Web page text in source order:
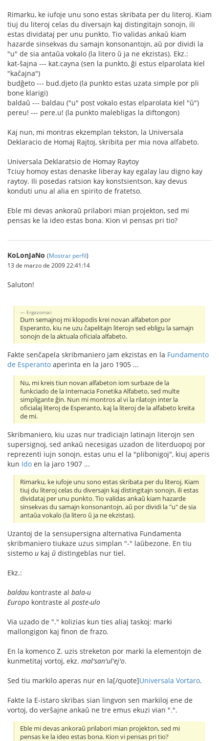
Rimarku, ke iufoje unu sono estas skribata per du literoj. Kiam
tiuj du literoj celas du diversajn kaj distingitajn sonojn, ili
estas dividataj per unu punkto. Tio validas ankaŭ kiam
hazarde sinsekvas du samajn konsonantojn, aŭ por dividi la
"u" de sia antaŭa vokalo (la litero ŭ ja ne ekzistas). Ekz.:
kat-ŝajna --- kat.cayna (sen la punkto, ĝi estus elparolata kiel
"kaĉajna")
budĝeto --- bud.djeto (la punkto estas uzata simple por pli
bone klarigi)
baldaŭ --- baldau ("u" post vokalo estas elparolata kiel "ŭ")
pereu! --- pere.u! (la punkto malebligas la diftongon)
Kaj nun, mi montras ekzemplan tekston, la Universala
Deklaracio de Homaj Rajtoj, skribita per mia nova alfabeto.
Universala Deklaratsio de Homay Raytoy
Tciuy homoy estas denaske liberay kay egalay lau digno kay
raytoy. Ili posedas ratsion kay konstsientson, kay devus
konduti unu al alia en spirito de fratetso.
Eble mi devas ankoraŭ prilabori mian projekton, sed mi
pensas ke la ideo estas bona. Kion vi pensas pri tio?
KoLonJaNo (Mostrar perfil)
13 de marzo de 2009 22:41:14
Saluton!
Ergazomai:
Dum semajnoj mi klopodis krei novan alfabeton por
Esperanto, kiu ne uzu ĉapelitajn literojn sed ebligu la samajn
sonojn de la aktuala oficiala alfabeto.
Fakte senĉapela skribmaniero jam ekzistas en la Fundamento
de Esperanto aperinta en la jaro 1905 ...
Nu, mi kreis tiun novan alfabeton iom surbaze de la
funkciado de la Internacia Fonetika Alfabeto, sed multe
simpligante ĝin. Nun mi montros al vi la rilatojn inter la
oficialaj literoj de Esperanto, kaj la literoj de la alfabeto kreita
de mi.
Skribmaniero, kiu uzas nur tradiciajn latinajn literojn sen
supersignoj, sed ankaŭ necesigas uzadon de literduopoj por
reprezenti iujn sonojn, estas unu el la "plibonigoj", kiuj aperis
kun Ido en la jaro 1907 ...
Rimarku, ke iufoje unu sono estas skribata per du literoj. Kiam
tiuj du literoj celas du diversajn kaj distingitajn sonojn, ili estas
dividataj per unu punkto. Tio validas ankaŭ kiam hazarde
sinsekvas du samajn konsonantojn, aŭ por dividi la "u" de sia
antaŭa vokalo (la litero ŭ ja ne ekzistas).
Uzantoj de la sensupersigna alternativa Fundamenta
skribmaniero tiukaze uzus simplan "-" laŭbezone. En tiu
sistemo u kaj ŭ distingeblas nur tiel.
Ekz.:
baldau kontraste al bala-u
Europo kontraste al poste-ulo
Via uzado de "." kolizias kun ties aliaj taskoj: marki
mallongigon kaj finon de frazo.
En la komenco Z. uzis streketon por marki la elementojn de
kunmetitaj vortoj, ekz. mal'san'ul'ej'o.
Sed tiu markilo aperas nur en la[/quote]Universala Vortaro.
Fakte la E-istaro skribas sian lingvon sen markiloj ene de
vortoj, do verŝajne ankaŭ ne tre emus ekuzi vian ".".
Eble mi devas ankoraŭ prilabori mian projekton, sed mi
pensas ke la ideo estas bona. Kion vi pensas pri tio?